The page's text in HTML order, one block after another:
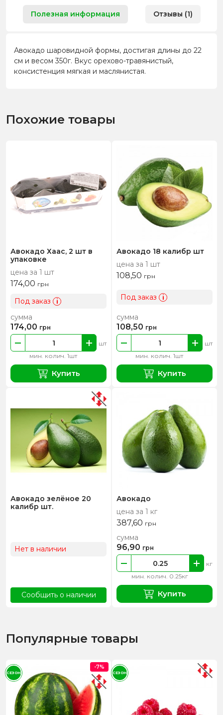
Полезная информация Отзывы (1)
Авокадо шаровидной формы, достигая длины до 22
см и весом 350г. Вкус орехово-травянистый,
консистенция мягкая и маслянистая.
Похожие товары
Авокадо Хаас, 2 шт в
упаковке
цена за 1 шт
174,00 грн
Под заказ i
мин. колич. 1шт
шт
сумма
174,00 грн
Купить
Авокадо 18 калибр шт
цена за 1 шт
108,50 грн
Под заказ i
мин. колич. 1шт
шт
сумма
108,50 грн
Купить
Авокадо зелёное 20
калибр шт.
Нет в наличии
Сообщить о наличии
Авокадо
цена за 1 кг
387,60 грн
мин. колич. 0.25кг
кг
сумма
96,90 грн
Купить
Популярные товары
-7%
СЕЗОН СЕЗОН